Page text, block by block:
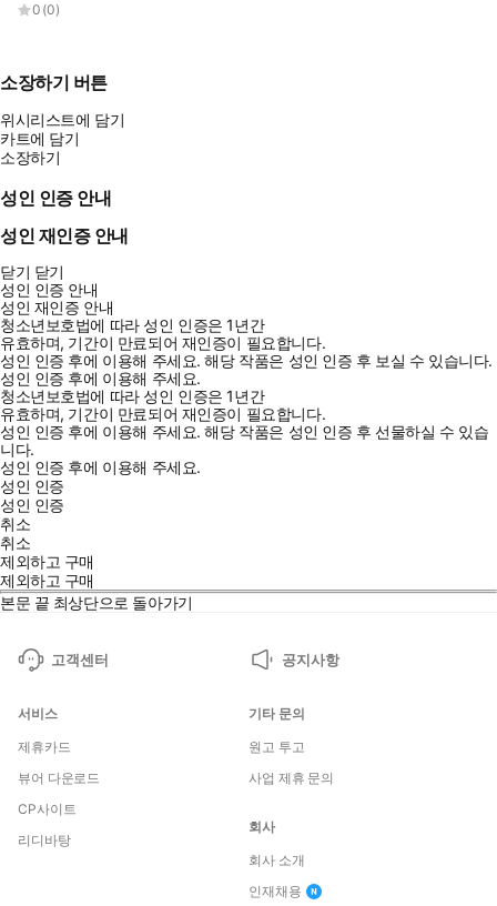
0 (0)
소장하기 버튼
위시리스트에 담기
카트에 담기
소장하기
성인 인증 안내
성인 재인증 안내
닫기 닫기
성인 인증 안내
성인 재인증 안내
청소년보호법에 따라 성인 인증은 1년간
유효하며, 기간이 만료되어 재인증이 필요합니다.
성인 인증 후에 이용해 주세요.해당 작품은 성인 인증 후 보실 수 있습니다.
성인 인증 후에 이용해 주세요.
청소년보호법에 따라 성인 인증은 1년간
유효하며, 기간이 만료되어 재인증이 필요합니다.
성인 인증 후에 이용해 주세요.해당 작품은 성인 인증 후 선물하실 수 있습
니다.
성인 인증 후에 이용해 주세요.
성인 인증
성인 인증
취소
취소
제외하고 구매
제외하고 구매
본문 끝 최상단으로 돌아가기
고객센터 공지사항
서비스
제휴카드
뷰어 다운로드
CP사이트
리디바탕
기타 문의
원고 투고
사업 제휴 문의
회사
회사 소개
인재채용